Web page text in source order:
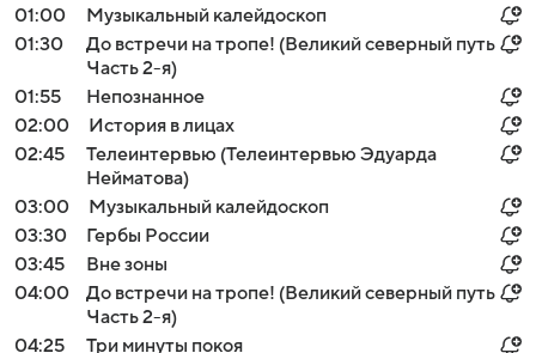
01:00
Музыкальный калейдоскоп
01:30
До встречи на тропе! (Великий северный путь
Часть 2-я)
01:55
Непознанное
02:00
История в лицах
02:45
Телеинтервью (Телеинтервью Эдуарда
Нейматова)
03:00
Музыкальный калейдоскоп
03:30
Гербы России
03:45
Вне зоны
04:00
До встречи на тропе! (Великий северный путь
Часть 2-я)
04:25
Три минуты покоя